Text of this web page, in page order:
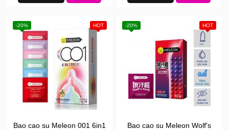
HOT
-20%
Bao cao su Meleon 001 6in1
HOT
-20%
Bao cao su Meleon Wolf's